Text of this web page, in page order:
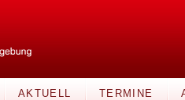
AKTUELL TERMINE